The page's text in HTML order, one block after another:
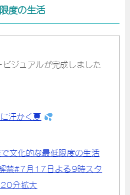
度の生活
ジュアルが完成しました
汗かく夏
文化的な最低限度の生活
禁#7月17日よる9時スタ
分拡大